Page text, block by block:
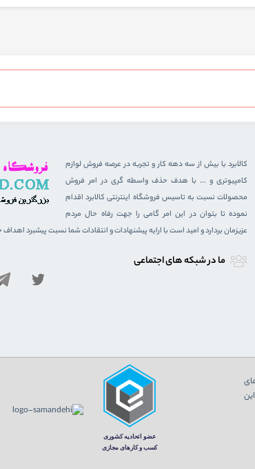
کالابرد با بیش از سه دهه کار و تجربه در عرصه فروش لوازم
کامپیوتری و ... با هدف حذف واسطه گری در امر فروش
محصولات نسبت به تاسیس فروشگاه اینترنتی کالابرد اقدام
نموده تا بتوان در این امر گامی را جهت رفاه حال مردم
عزیزمان بردارد و امید است با ارایه پیشنهادات و انتقادات شما نسبت پیشبرد
ما در شبكه های اجتماعی
در این